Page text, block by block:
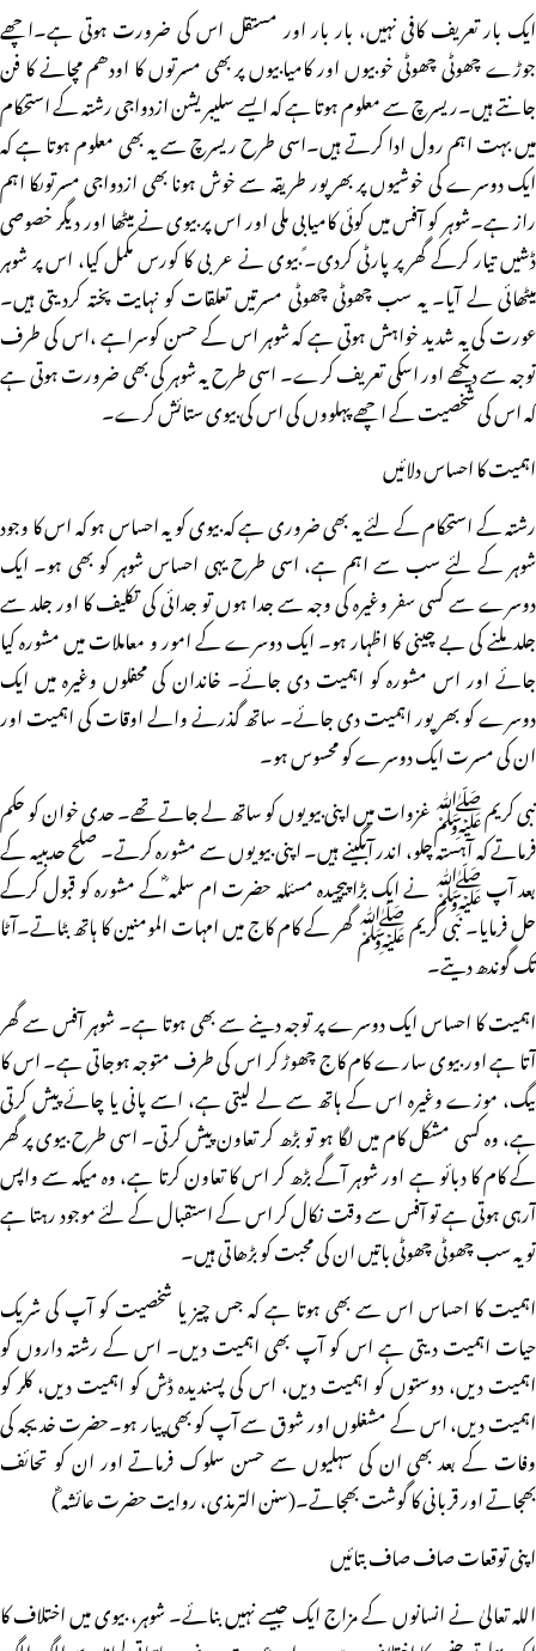
ایک بار تعریف کافی نہیں، بار بار اور مستقل اس کی ضرورت ہوتی ہے۔اچھے
جوڑے چھوٹی چھوٹی خوبیوں اور کامیابیوں پر بھی مسرتوں کا اودھم مچانے کا فن
جانتے ہیں۔ریسرچ سے معلوم ہوتا ہے کہ ایسے سلیبریشن ازدواجی رشتہ کے استحکام
میں بہت اہم رول ادا کرتے ہیں۔اسی طرح ریسرچ سے یہ بھی معلوم ہوتا ہے کہ
ایک دوسرے کی خوشیوں پر بھرپور طریقہ سے خوش ہونا بھی ازدواجی مسرتوںکا اہم
راز ہے۔شوہر کو آفس میں کوئی کامیابی ملی اور اس پر بیوی نے میٹھا اور دیگر خصوصی
ڈشیں تیار کرکے گھر پر پارٹی کردی۔ً بیوی نے عربی کا کورس مکمل کیا، اس پر شوہر
میٹھائی لے آیا۔ یہ سب چھوٹی چھوٹی مسرتیں تعلقات کو نہایت پختہ کردیتی ہیں۔
عورت کی یہ شدید خواہش ہوتی ہے کہ شوہر اس کے حسن کوسراہے ،اس کی طرف
توجہ سے دیکھے اور اسکی تعریف کرے۔ اسی طرح یہ شوہر کی بھی ضرورت ہوتی ہے
کہ اس کی شخصیت کے اچھے پہلووں کی اس کی بیوی ستائش کرے۔
اہمیت کا احساس دلائیں
رشتہ کے استحکام کے لئے یہ بھی ضروری ہے کہ بیوی کو یہ احساس ہو کہ اس کا وجود
شوہر کے لئے سب سے اہم ہے، اسی طرح یہی احساس شوہر کو بھی ہو۔ ایک
دوسرے سے کسی سفر وغیرہ کی وجہ سے جدا ہوں تو جدائی کی تکلیف کا اور جلد سے
جلد ملنے کی بے چینی کا اظہار ہو۔ ایک دوسرے کے امور و معاملات میں مشورہ کیا
جائے اور اس مشورہ کو اہمیت دی جائے۔ خاندان کی محفلوں وغیرہ میں ایک
دوسرے کو بھر پور اہمیت دی جائے۔ ساتھ گذرنے والے اوقات کی اہمیت اور
ان کی مسرت ایک دوسرے کو محسوس ہو۔
نبی کریم ﷺ غزوات میں اپنی بیویوں کو ساتھ لے جاتے تھے۔ حدی خوان کو حکم
فرماتے کہ آہستہ چلو، اندر آبگینے ہیں۔ اپنی بیویوں سے مشورہ کرتے۔ صلح حدیبیہ کے
بعد آپ ﷺ نے ایک بڑا پیچیدہ مسئلہ حضرت ام سلمہ ؓکے مشورہ کو قبول کرکے
حل فرمایا۔ نبی کریم ﷺ گھر کے کام کاج میں امہات المومنین کا ہاتھ بٹاتے۔آٹا
تک گوندھ دیتے۔
اہمیت کا احساس ایک دوسرے پر توجہ دینے سے بھی ہوتا ہے۔ شوہر آفس سے گھر
آتا ہے اور بیوی سارے کام کاج چھوڑ کر اس کی طرف متوجہ ہوجاتی ہے۔ اس کا
بیگ، موزے وغیرہ اس کے ہاتھ سے لے لیتی ہے، اسے پانی یا چائے پیش کرتی
ہے، وہ کسی مشکل کام میں لگا ہو تو بڑھ کر تعاون پیش کرتی۔ اسی طرح بیوی پر گھر
کے کام کا دبائو ہے اور شوہر آگے بڑھ کر اس کا تعاون کرتا ہے، وہ میکہ سے واپس
آرہی ہوتی ہے تو آفس سے وقت نکال کر اس کے استقبال کے لئے موجود رہتا ہے
تو یہ سب چھوٹی چھوٹی باتیں ان کی محبت کو بڑھاتی ہیں۔
اہمیت کا احساس اس سے بھی ہوتا ہے کہ جس چیز یا شخصیت کو آپ کی شریک
حیات اہمیت دیتی ہے اس کو آپ بھی اہمیت دیں۔ اس کے رشتہ داروں کو
اہمیت دیں، دوستوں کو اہمیت دیں، اس کی پسندیدہ ڈش کو اہمیت دیں، کلر کو
اہمیت دیں، اس کے مشغلوں اور شوق سے آپ کو بھی پیار ہو۔حضرت خدیجہ کی
وفات کے بعد بھی ان کی سہلیوں سے حسن سلوک فرماتے اور ان کو تحائف
بھجاتے اور قربانی کا گوشت بھجاتے۔(سنن الترمذی، روایت حضرت عائشہ ؓ)
اپنی توقعات صاف صاف بتائیں
اللہ تعالیٰ نے انسانوں کے مزاج ایک جیسے نہیں بنائے۔ شوہر، بیوی میں اختلاف کا